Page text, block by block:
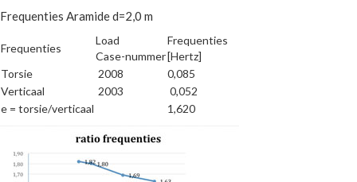
Frequenties Aramide d=2,0 m
Frequenties
Load
Case-nummer
Frequenties
[Hertz]
Torsie
2008
0,085
Verticaal
2003
0,052
e = torsie/verticaal
1,620